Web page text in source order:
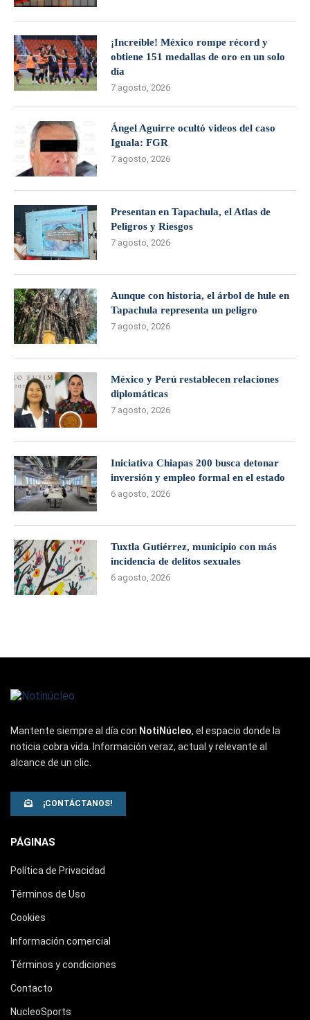
¡Increíble! México rompe récord y
obtiene 151 medallas de oro en un solo
día
7 agosto, 2026
Ángel Aguirre ocultó videos del caso
Iguala: FGR
7 agosto, 2026
Presentan en Tapachula, el Atlas de
Peligros y Riesgos
7 agosto, 2026
Aunque con historia, el árbol de hule en
Tapachula representa un peligro
7 agosto, 2026
México y Perú restablecen relaciones
diplomáticas
7 agosto, 2026
Iniciativa Chiapas 200 busca detonar
inversión y empleo formal en el estado
6 agosto, 2026
Tuxtla Gutiérrez, municipio con más
incidencia de delitos sexuales
6 agosto, 2026
Mantente siempre al día con NotiNúcleo, el espacio donde la
noticia cobra vida. Información veraz, actual y relevante al
alcance de un clic.
¡CONTÁCTANOS!
PÁGINAS
Política de Privacidad
Términos de Uso
Cookies
Información comercial
Términos y condiciones
Contacto
NucleoSports